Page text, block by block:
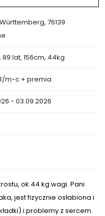
76139
lat, 156cm, 44kg
m-c + premia
- 03.09.2026
ok 44 kg wagi. Pani
jest fizycznie osłabiona i
i problemy z sercem.